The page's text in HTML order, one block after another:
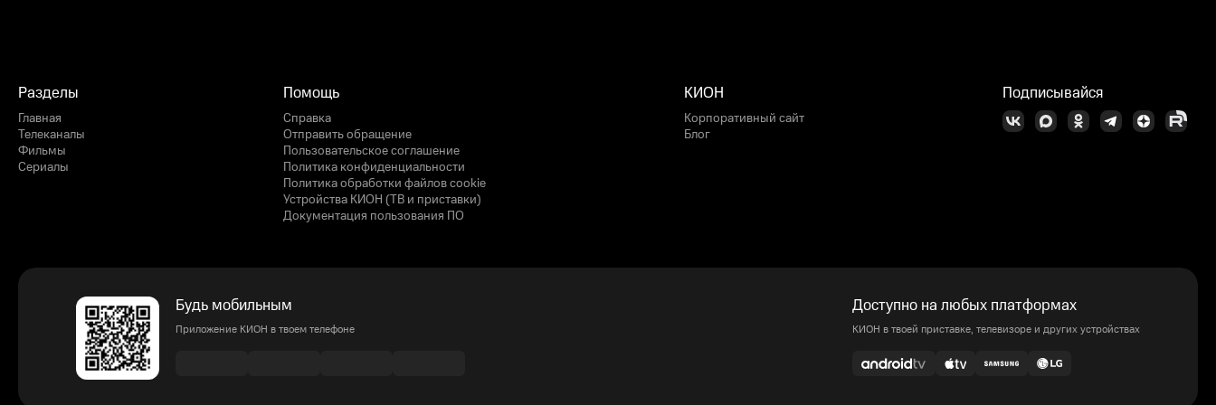
Разделы
Главная
Телеканалы
Фильмы
Сериалы
Помощь
Справка
Отправить обращение
Пользовательское соглашение
Политика конфиденциальности
Политика обработки файлов cookie
Устройства КИОН (ТВ и приставки)
Документация пользования ПО
КИОН
Корпоративный сайт
Блог
Подписывайся
Будь мобильным
Приложение КИОН в твоем телефоне
Доступно на любых платформах
КИОН в твоей приставке, телевизоре и других устройствах